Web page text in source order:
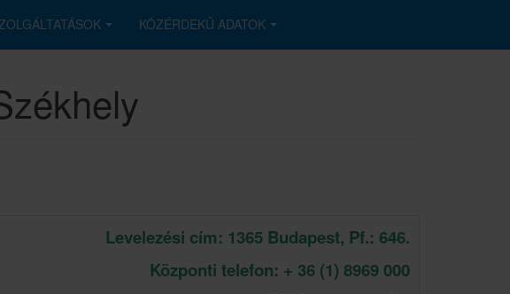
KÖZÉRDEKŰ ADATOK
Levelezési cím: 1365 Budapest, Pf.: 646.
Központi telefon: + 36 (1) 8969 000